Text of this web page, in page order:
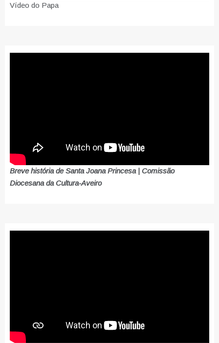
Vídeo do Papa
Breve história de Santa Joana Princesa | Comissão
Diocesana da Cultura-Aveiro